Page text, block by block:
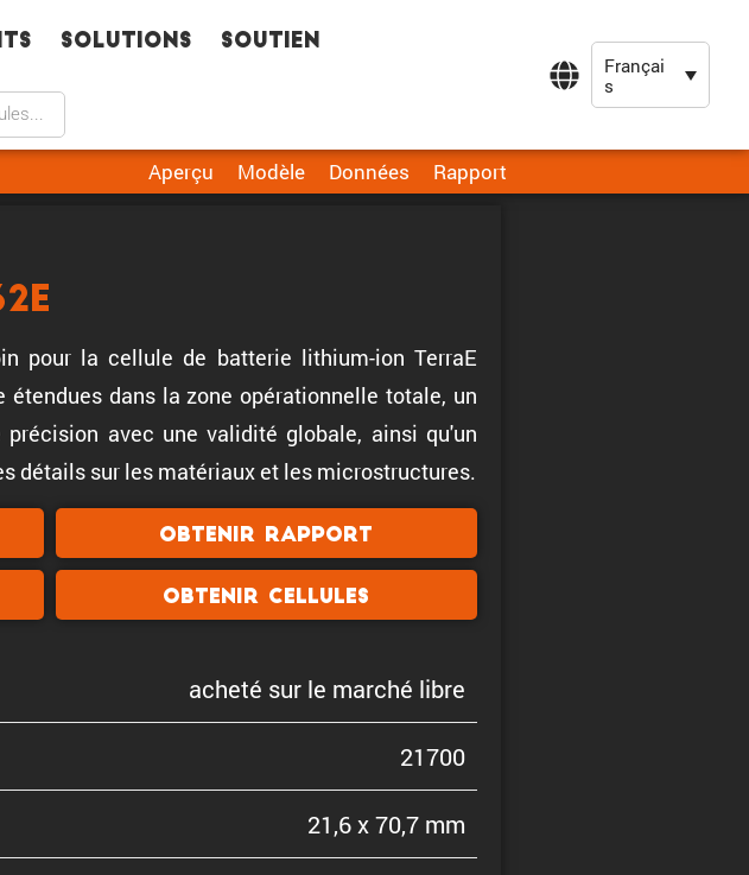
Solutions Soutien
Françai
s
Aperçu Modèle Données Rapport
pour la cellule de batterie lithium-ion TerraE
étendues dans la zone opérationnelle totale, un
avec une validité globale, ainsi qu'un
détails sur les matériaux et les microstructures.
Obtenir rapport
Obtenir cellules
acheté sur le marché libre
21700
21,6 x 70,7 mm